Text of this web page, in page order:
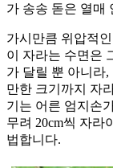
가 송송 돋은 열매
가시만큼 위압적
이 자라는 수면은
가 달릴 뿐 아니라
만한 크기까지 자
기는 어른 엄지손
무려 20cm씩 자라
법합니다.